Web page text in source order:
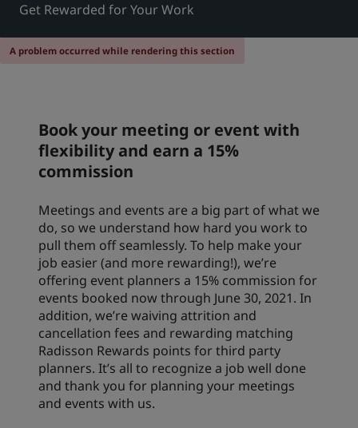
Närstående företag i Kina
Kunlun Golden Tulip
Hotell i centrum
Get Rewarded for Your Work
A problem occurred while rendering this section
Book your meeting or event with
flexibility and earn a 15%
commission
Meetings and events are a big part of what we
do, so we understand how hard you work to
pull them off seamlessly. To help make your
job easier (and more rewarding!), we’re
offering event planners a 15% commission for
events booked now through June 30, 2021. In
addition, we’re waiving attrition and
cancellation fees and rewarding matching
Radisson Rewards points for third party
planners. It’s all to recognize a job well done
and thank you for planning your meetings
and events with us.